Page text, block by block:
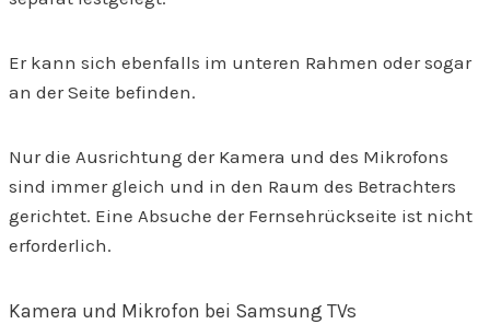
Er kann sich ebenfalls im unteren Rahmen oder sogar
an der Seite befinden.
Nur die Ausrichtung der Kamera und des Mikrofons
sind immer gleich und in den Raum des Betrachters
gerichtet. Eine Absuche der Fernsehrückseite ist nicht
erforderlich.
Kamera und Mikrofon bei Samsung TVs